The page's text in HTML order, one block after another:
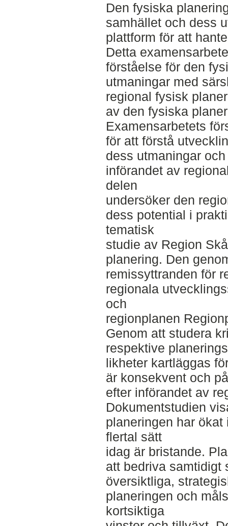
Den fysiska
samhället och dess
plattform för att
Detta
förståelse för den
utmaningar med
regional fysisk
av den fysiska
Examensarbetets
för att förstå
dess utmaningar
införandet av
delen
undersöker den
dess potential i
tematisk
studie av Region
planering. Den
remissyttranden för
regionala
och
regionplanen
Genom att studera
respektive
likheter kartläggas
är konsekvent och
efter införandet av
Dokumentstudien
planeringen har
flertal sätt
idag är bristande.
att bedriva samtidigt
översiktliga,
planeringen och
kortsiktiga